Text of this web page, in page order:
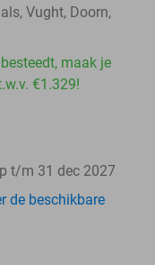
Vught, Doorn,
maak je
€1.329!
t/m 31 dec 2027
de beschikbare